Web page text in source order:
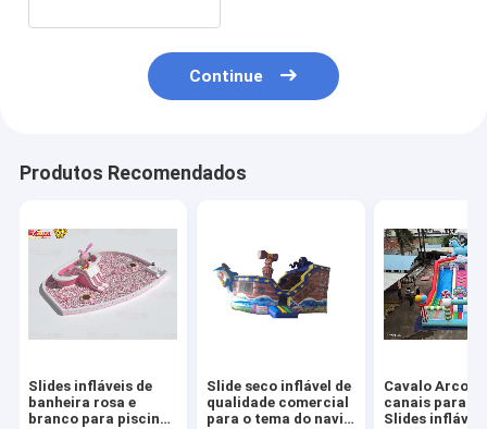
Continue
Produtos Recomendados
Slides infláveis de
banheira rosa e
branco para piscina
Slide seco inflável de
qualidade comercial
para o tema do navio
Cavalo Arco-
canais
Slides